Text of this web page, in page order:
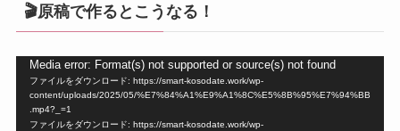
🎬原稿で作るとこうなる！
Media error: Format(s) not supported or source(s) not found
ファイルをダウンロード: https://smart-kosodate.work/wp-
content/uploads/2025/05/%E7%84%A1%E9%A1%8C%E5%8B%95%E7%94%BB
.mp4?_=1
ファイルをダウンロード: https://smart-kosodate.work/wp-